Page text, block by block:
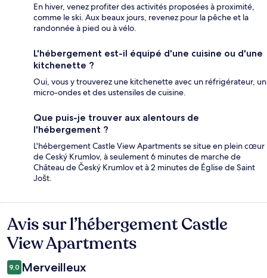
En hiver, venez profiter des activités proposées à proximité,
comme le ski. Aux beaux jours, revenez pour la pêche et la
randonnée à pied ou à vélo.
L'hébergement est-il équipé d'une cuisine ou d'une
kitchenette ?
Oui, vous y trouverez une kitchenette avec un réfrigérateur, un
micro-ondes et des ustensiles de cuisine.
Que puis-je trouver aux alentours de
l'hébergement ?
L'hébergement Castle View Apartments se situe en plein cœur
de Ceský Krumlov, à seulement 6 minutes de marche de
Château de Český Krumlov et à 2 minutes de Église de Saint
Jošt.
Avis
Avis sur l’hébergement Castle
View Apartments
9,0 Merveilleux